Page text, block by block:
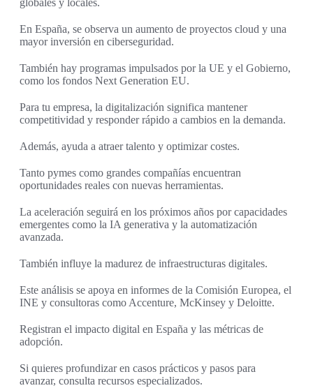
globales y locales.
En España, se observa un aumento de proyectos cloud y una
mayor inversión en ciberseguridad.
También hay programas impulsados por la UE y el Gobierno,
como los fondos Next Generation EU.
Para tu empresa, la digitalización significa mantener
competitividad y responder rápido a cambios en la demanda.
Además, ayuda a atraer talento y optimizar costes.
Tanto pymes como grandes compañías encuentran
oportunidades reales con nuevas herramientas.
La aceleración seguirá en los próximos años por capacidades
emergentes como la IA generativa y la automatización
avanzada.
También influye la madurez de infraestructuras digitales.
Este análisis se apoya en informes de la Comisión Europea, el
INE y consultoras como Accenture, McKinsey y Deloitte.
Registran el impacto digital en España y las métricas de
adopción.
Si quieres profundizar en casos prácticos y pasos para
avanzar, consulta recursos especializados.